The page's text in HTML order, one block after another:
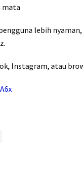
mata
lebih
Instagram, atau